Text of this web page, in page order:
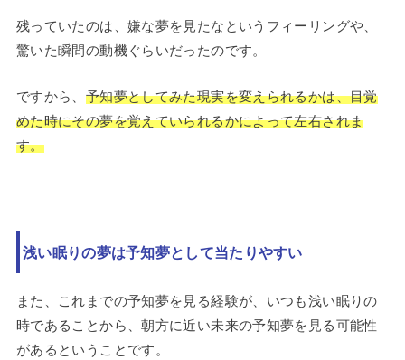
残っていたのは、嫌な夢を見たなというフィーリングや、
驚いた瞬間の動機ぐらいだったのです。
ですから、 予知夢としてみた現実を変えられるかは、目覚
めた時にその夢を覚えていられるかによって左右されま
す。
浅い眠りの夢は予知夢として当たりやすい
また、これまでの予知夢を見る経験が、いつも浅い眠りの
時であることから、朝方に近い未来の予知夢を見る可能性
があるということです。